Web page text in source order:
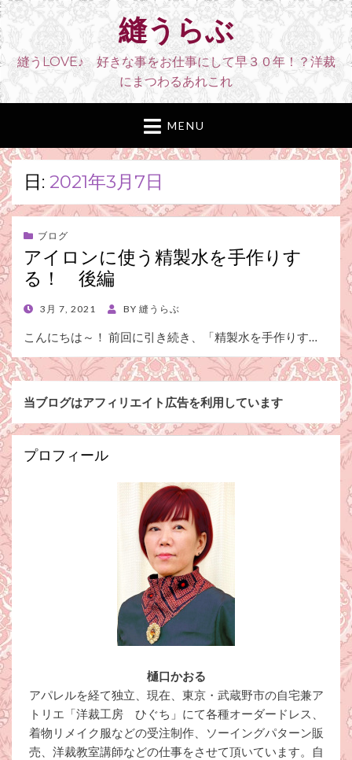
縫うらぶ
縫うLOVE♪ 好きな事をお仕事にして早３０年！？洋裁
にまつわるあれこれ
MENU
日: 2021年3月7日
ブログ
アイロンに使う精製水を手作りす
る！ 後編
POSTED
3月 7, 2021 BY 縫うらぶ
こんにちは～！ 前回に引き続き、「精製水を手作りす…
当ブログはアフィリエイト広告を利用しています
プロフィール
樋口かおる
アパレルを経て独立、現在、東京・武蔵野市の自宅兼ア
トリエ「洋裁工房 ひぐち」にて各種オーダードレス、
着物リメイク服などの受注制作、ソーイングパターン販
売、洋裁教室講師などの仕事をさせて頂いています。自